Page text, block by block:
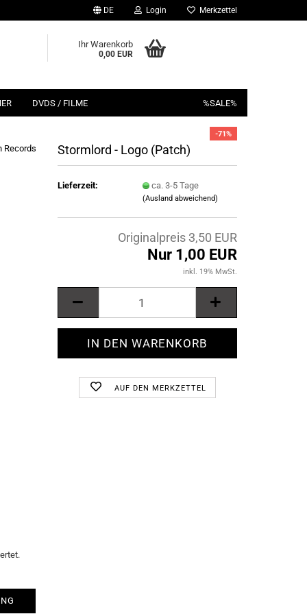
DE Login Merkzettel
Ihr Warenkorb
0,00 EUR
DVDS / FILME %SALE%
Records
-71%
Stormlord - Logo (Patch)
Lieferzeit: ca. 3-5 Tage
(Ausland abweichend)
Originalpreis 3,50 EUR
Nur 1,00 EUR
inkl. 19% MwSt.
AUF DEN MERKZETTEL